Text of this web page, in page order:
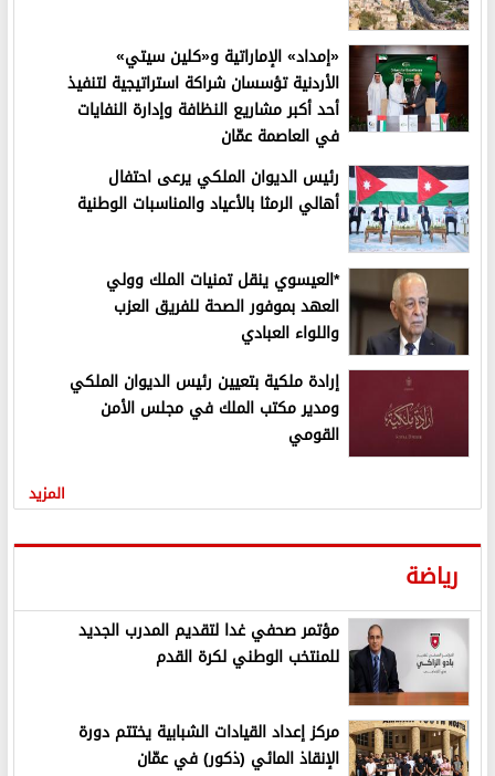
«إمداد» الإماراتية و«كلين سيتي»
الأردنية تؤسسان شراكة استراتيجية لتنفيذ
أحد أكبر مشاريع النظافة وإدارة النفايات
في العاصمة عمّان
رئيس الديوان الملكي يرعى احتفال
أهالي الرمثا بالأعياد والمناسبات الوطنية
*العيسوي ينقل تمنيات الملك وولي
العهد بموفور الصحة للفريق العزب
واللواء العبادي
إرادة ملكية بتعيين رئيس الديوان الملكي
ومدير مكتب الملك في مجلس الأمن
القومي
المزيد
رياضة
مؤتمر صحفي غدا لتقديم المدرب الجديد
للمنتخب الوطني لكرة القدم
مركز إعداد القيادات الشبابية يختتم دورة
الإنقاذ المائي (ذكور) في عمّان